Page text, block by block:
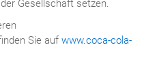
Gesellschaft setzen.
Sie auf www.coca-cola-